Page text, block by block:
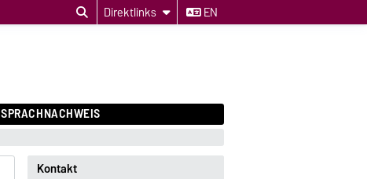
Direktlinks EN
SPRACHNACHWEIS
Kontakt